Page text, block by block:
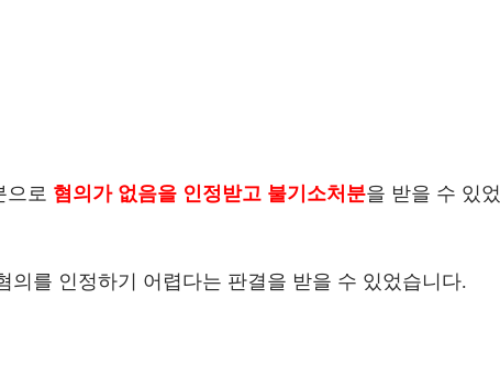
으로 혐의가 없음을 인정받고 불기소처분을 받을 수 있었
를 인정하기 어렵다는 판결을 받을 수 있었습니다.